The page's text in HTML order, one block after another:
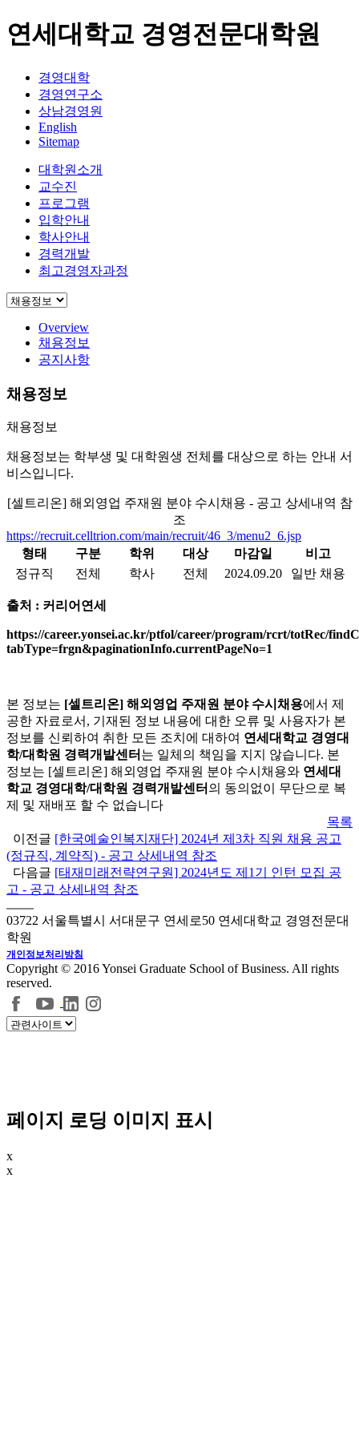
연세대학교 경영전문대학원
경영대학
경영연구소
상남경영원
English
Sitemap
대학원소개
교수진
프로그램
입학안내
학사안내
경력개발
최고경영자과정
Overview
채용정보
공지사항
채용정보
채용정보
채용정보는 학부생 및 대학원생 전체를 대상으로 하는 안내 서
비스입니다.
[셀트리온] 해외영업 주재원 분야 수시채용 - 공고 상세내역 참
조
https://recruit.celltrion.com/main/recruit/46_3/menu2_6.jsp
형태
구분 학위 대상 마감일
비고
정규직
전체 학사 전체 2024.09.20 일반 채용
출처 : 커리어연세
https://career.yonsei.ac.kr/ptfol/career/program/rcrt/totRec/
tabType=frgn&paginationInfo.currentPageNo=1
본 정보는 [셀트리온] 해외영업 주재원 분야 수시채용에서 제
공한 자료로서, 기재된 정보 내용에 대한 오류 및 사용자가 본
정보를 신뢰하여 취한 모든 조치에 대하여 연세대학교 경영대
학/대학원 경력개발센터 는 일체의 책임을 지지 않습니다. 본
정보는 [셀트리온] 해외영업 주재원 분야 수시채용와 연세대
학교 경영대학/대학원 경력개발센터 의 동의없이 무단으로 복
제 및 재배포 할 수 없습니다
목록
이전글 [한국예술인복지재단] 2024년 제3차 직원 채용 공고
(정규직, 계약직) - 공고 상세내역 참조
다음글 [태재미래전략연구원] 2024년도 제1기 인턴 모집 공
고 - 공고 상세내역 참조
03722 서울특별시 서대문구 연세로50 연세대학교 경영전문대
학원
개인정보처리방침
Copyright © 2016 Yonsei Graduate School of Business. All rights
reserved.
페이지 로딩 이미지 표시
x
x